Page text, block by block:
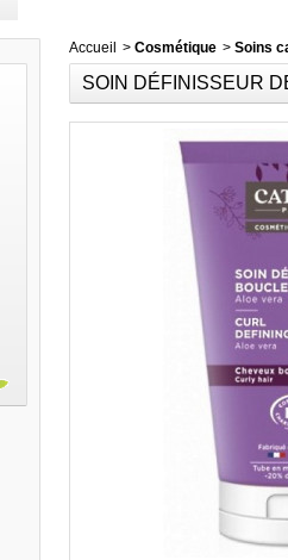
Accueil > Cosmétique > Soins
SOIN DÉFINISSEUR